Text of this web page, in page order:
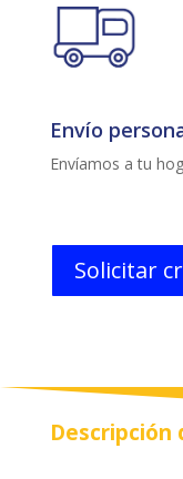
Envío
Envíamos a tu
Solicitar
Descripción